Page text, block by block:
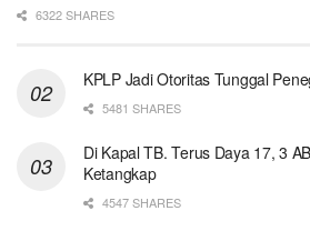
6322 SHARES
KPLP Jadi Otoritas Tunggal
5481 SHARES
Di Kapal TB. Terus Daya 17, 3
Ketangkap
4547 SHARES